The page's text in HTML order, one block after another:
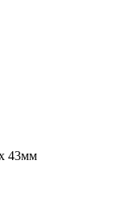
43мм